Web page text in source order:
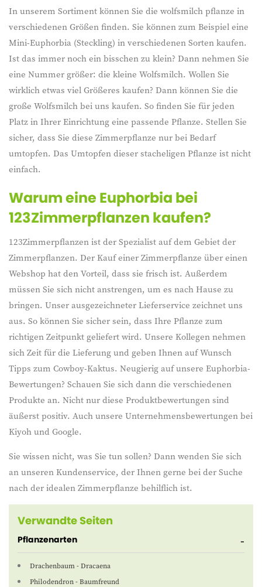
In unserem Sortiment können Sie die wolfsmilch pflanze in
verschiedenen Größen finden. Sie können zum Beispiel eine
Mini-Euphorbia (Steckling) in verschiedenen Sorten kaufen.
Ist das immer noch ein bisschen zu klein? Dann nehmen Sie
eine Nummer größer: die kleine Wolfsmilch. Wollen Sie
wirklich etwas viel Größeres kaufen? Dann können Sie die
große Wolfsmilchbei uns kaufen. So finden Sie für jeden
Platz in Ihrer Einrichtung eine passende Pflanze. Stellen Sie
sicher, dass Sie diese Zimmerpflanze nur bei Bedarf
umtopfen. Das Umtopfen dieser stacheligen Pflanze ist nicht
einfach.
Warum eine Euphorbia bei
123Zimmerpflanzen kaufen?
123Zimmerpflanzen ist der Spezialist auf dem Gebiet der
Zimmerpflanzen. Der Kauf einer Zimmerpflanze über einen
Webshop hat den Vorteil, dass sie frisch ist. Außerdem
müssen Sie sich nicht anstrengen, um es nach Hause zu
bringen. Unser ausgezeichneter Lieferservice zeichnet uns
aus. So können Sie sicher sein, dass Ihre Pflanze zum
richtigen Zeitpunkt geliefert wird. Unsere Kollegen nehmen
sich Zeit für die Lieferung und geben Ihnen auf Wunsch
Tipps zum Cowboy-Kaktus. Neugierig auf unsere Euphorbia-
Bewertungen? Schauen Sie sich dann die verschiedenen
Produkte an. Nicht nur diese Produktbewertungen sind
äußerst positiv. Auch unsere Unternehmensbewertungen bei
Kiyoh und Google.
Sie wissen nicht, was Sie tun sollen? Dann wenden Sie sich
an unseren Kundenservice, der Ihnen gerne bei der Suche
nach der idealen Zimmerpflanze behilflich ist.
Verwandte Seiten
Pflanzenarten
Drachenbaum - Dracaena
Philodendron - Baumfreund